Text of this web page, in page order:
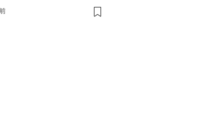
and online a